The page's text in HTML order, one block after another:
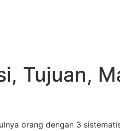
Tujuan,
orang dengan 3